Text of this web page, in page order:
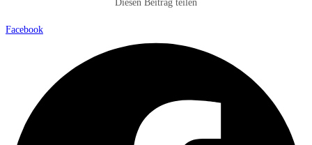
Diesen Beitrag teilen
Facebook